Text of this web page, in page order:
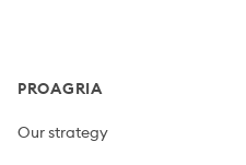
PROAGRIA
Our strategy